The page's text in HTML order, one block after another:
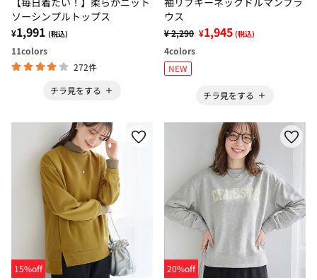
ソーシンプルトップス
¥1,991 (税込)
11colors
272件
チラ見をする
ウス
¥ 2,290 ¥1,945 (税込)
4colors
NEW
チラ見をする
15%off
20%off